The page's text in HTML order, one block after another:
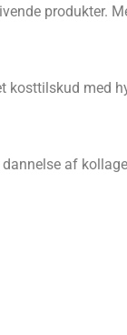
produkter.
kosttilskud med
af